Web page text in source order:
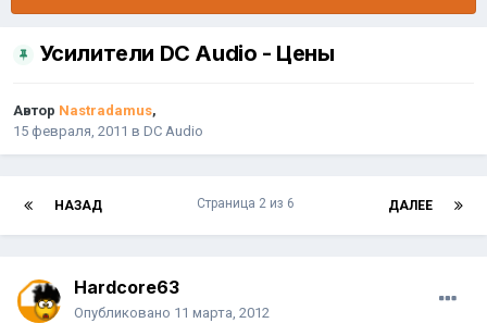
Усилители DC Audio - Цены
Автор Nastradamus,
15 февраля, 2011 в DC Audio
НАЗАД ДАЛЕЕ
Страница 2 из 6
Hardcore63
Опубликовано 11 марта, 2012